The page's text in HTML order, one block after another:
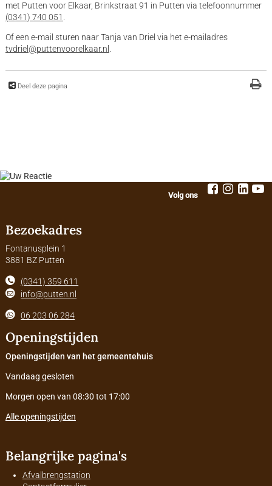
met Putten voor Elkaar, Brinkstraat 91 in Putten via telefoonnummer
(0341) 740 051
Of een e-mail sturen naar Tanja van Driel via het e-mailadres
tvdriel@puttenvoorelkaar.nl
Deel deze pagina
Volg ons
Bezoekadres
Fontanusplein 1
3881 BZ Putten
(0341) 359 611
info@putten.nl
06 203 06 284
Openingstijden
Openingstijden van het gemeentehuis
Vandaag gesloten
Morgen open van 08:30 tot 17:00
Alle openingstijden
Belangrijke pagina's
Afvalbrengstation